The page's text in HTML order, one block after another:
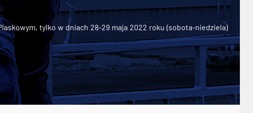
tylko w dniach 28-29 maja 2022 roku (sobota-niedziela)